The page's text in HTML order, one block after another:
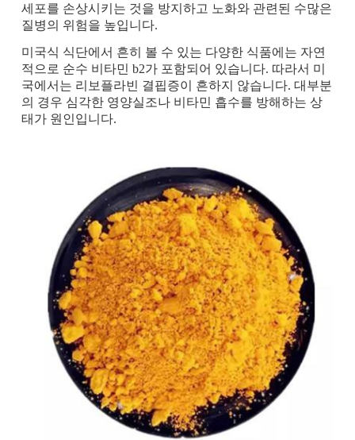
세포를 손상시키는 것을 방지하고 노화와 관련된 수많은
질병의 위험을 높입니다.
미국식 식단에서 흔히 볼 수 있는 다양한 식품에는 자연
적으로 순수 비타민 b2가 포함되어 있습니다. 따라서 미
국에서는 리보플라빈 결핍증이 흔하지 않습니다. 대부분
의 경우 심각한 영양실조나 비타민 흡수를 방해하는 상
태가 원인입니다.